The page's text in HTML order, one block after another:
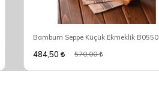
Bambum Seppe Küçük Ekmeklik B0550
484,50 570,00